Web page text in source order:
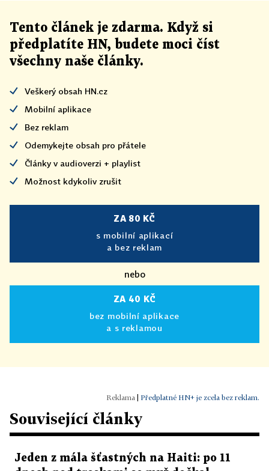
Tento článek je zdarma. Když si
předplatíte HN, budete moci číst
všechny naše články.
Veškerý obsah HN.cz
Mobilní aplikace
Bez reklam
Odemykejte obsah pro přátele
Články v audioverzi + playlist
Možnost kdykoliv zrušit
ZA 80 KČ
s mobilní aplikací
a bez reklam
nebo
ZA 40 KČ
bez mobilní aplikace
a s reklamou
Předplatné HN+ je zcela bez reklam.
Související články
Jeden z mála šťastných na Haiti: po 11